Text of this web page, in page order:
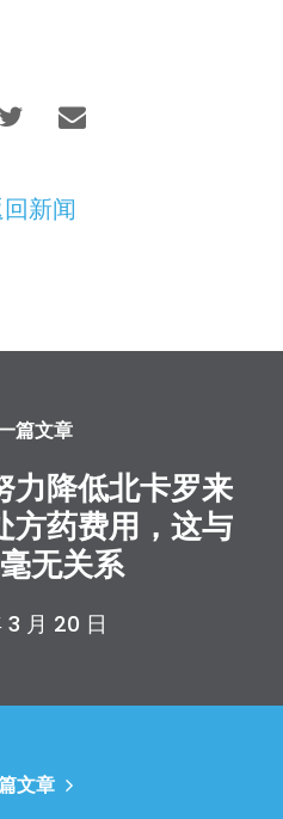
新闻
篇文章
力降低北卡罗来
方药费用，这与
无关系
月 20 日
文章